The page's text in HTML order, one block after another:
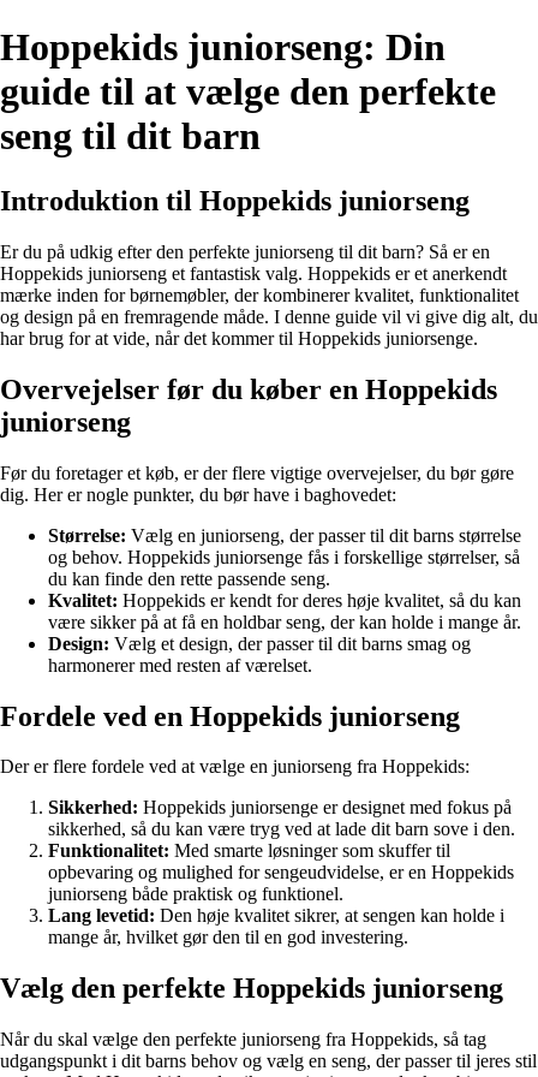
Hoppekids juniorseng: Din
guide til at vælge den perfekte
seng til dit barn
Introduktion til Hoppekids juniorseng
Er du på udkig efter den perfekte juniorseng til dit barn? Så er en
Hoppekids juniorseng et fantastisk valg. Hoppekids er et anerkendt
mærke inden for børnemøbler, der kombinerer kvalitet, funktionalitet
og design på en fremragende måde. I denne guide vil vi give dig alt, du
har brug for at vide, når det kommer til Hoppekids juniorsenge.
Overvejelser før du køber en Hoppekids
juniorseng
Før du foretager et køb, er der flere vigtige overvejelser, du bør gøre
dig. Her er nogle punkter, du bør have i baghovedet:
Størrelse: Vælg en juniorseng, der passer til dit barns størrelse
og behov. Hoppekids juniorsenge fås i forskellige størrelser, så
du kan finde den rette passende seng.
Kvalitet: Hoppekids er kendt for deres høje kvalitet, så du kan
være sikker på at få en holdbar seng, der kan holde i mange år.
Design: Vælg et design, der passer til dit barns smag og
harmonerer med resten af værelset.
Fordele ved en Hoppekids juniorseng
Der er flere fordele ved at vælge en juniorseng fra Hoppekids:
Sikkerhed: Hoppekids juniorsenge er designet med fokus på
sikkerhed, så du kan være tryg ved at lade dit barn sove i den.
Funktionalitet: Med smarte løsninger som skuffer til
opbevaring og mulighed for sengeudvidelse, er en Hoppekids
juniorseng både praktisk og funktionel.
Lang levetid: Den høje kvalitet sikrer, at sengen kan holde i
mange år, hvilket gør den til en god investering.
Vælg den perfekte Hoppekids juniorseng
Når du skal vælge den perfekte juniorseng fra Hoppekids, så tag
udgangspunkt i dit barns behov og vælg en seng, der passer til jeres stil